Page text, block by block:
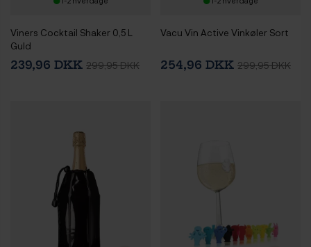
Viners Cocktail Shaker 0,5 L
Guld
239,96 DKK 299,95 DKK
Vacu Vin Active Vinkøler Sort
254,96 DKK 299,95 DKK